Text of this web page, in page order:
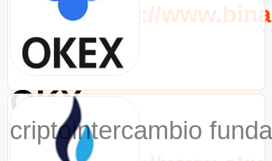
URL：https://
OKX
criptointercambio